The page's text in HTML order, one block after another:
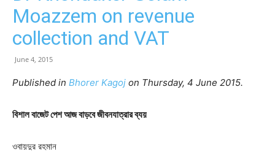
Moazzem on revenue
collection and VAT
June 4, 2015
Published in Bhorer Kagoj on Thursday, 4 June 2015.
বিশাল বাজেট পেশ আজ বাড়বে জীবনযাত্রার ব্যয়
ওবায়দুর রহমান